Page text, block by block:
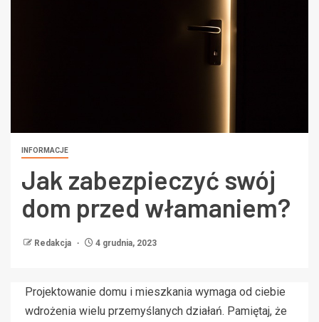
INFORMACJE
Jak zabezpieczyć swój
dom przed włamaniem?
Redakcja 4 grudnia, 2023
Projektowanie domu i mieszkania wymaga od ciebie
wdrożenia wielu przemyślanych działań. Pamiętaj, że